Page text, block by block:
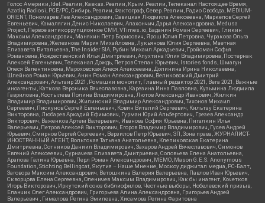
Голос Америки, Idel.Реалии, Кавказ.Реалии, Крым.Реалии, Телеканал Настоящее Время,
Azatliq Radiosi, PCE/PC, Сибирь.Реалии, Фактограф, Север.Реалии, Радио Свобода, MEDIUM-
ORIENT, Пономарев Лев Александрович, Савицкая Людмила Алексеевна, Маркелов Сергей
Евгеньевич, Камалягин Денис Николаевич, Апахончич Дарья Александровна, Medusa
Project, Первое антикоррупционное СМИ, VTimes.io, Баданин Роман Сергеевич, Гликин
Максим Александрович, Маняхин Петр Борисович, Ярош Юлия Петровна, Чуракова Ольга
Владимировна, Железнова Мария Михайловна, Лукьянова Юлия Сергеевна, Маетная
Елизавета Витальевна, The Insider SIA, Рубин Михаил Аркадьевич, Гройсман Софья
Романовна, Рождественский Илья Дмитриевич, Апухтина Юлия Владимировна, Постернак
Алексей Евгеньевич, Телеканал Дождь, Петров Степан Юрьевич, Istories fonds, Шмагун
Олеся Валентиновна, Мароховская Алеся Алексеевна, Долинина Ирина Николаевна,
Шлейнов Роман Юрьевич, Анин Роман Александрович, Великовский Дмитрий
Александрович, Альтаир 2021, Ромашки монолит, Главный редактор 2021, Вега 2021, Важные
иноагенты, Каткова Вероника Вячеславовна, Карезина Инна Павловна, Кузьмина Людмила
Гавриловна, Костылева Полина Владимировна, Лютов Александр Иванович, Жилкин
Владимир Владимирович, Жилинский Владимир Александрович, Тихонов Михаил
Сергеевич, Пискунов Сергей Евгеньевич, Ковин Виталий Сергеевич, Кильтау Екатерина
Викторовна, Любарев Аркадий Ефимович, Гурман Юрий Альбертович, Грезев Александр
Викторович, Важенков Артем Валерьевич, Иванова София Юрьевна, Пигалкин Илья
Валерьевич, Петров Алексей Викторович, Егоров Владимир Владимирович, Гусев Андрей
Юрьевич, Смирнов Сергей Сергеевич, Верзилов Петр Юрьевич, ЗП, Зона права, ЖУРНАЛИСТ-
ИНОСТРАННЫЙ АГЕНТ, Вольтская Татьяна Анатольевна, Клепиковская Екатерина
Дмитриевна, Сотников Даниил Владимирович, Захаров Андрей Вячеславович, Симонов
Евгений Алексеевич, Сурначева Елизавета Дмитриевна, Соловьева Елена Анатольевна,
Арапова Галина Юрьевна, Перл Роман Александрович, МЕМО, Mason G.E.S. Anonymous
Foundation, Stichting Bellingcat, Якутия – Наше Мнение, Москоу диджитал медиа, РС-Балт,
Заговора Максим Александрович, Ветошкина Валерия Валерьевна, Павлов Иван Юрьевич,
Скворцова Елена Сергеевна, Оленичев Максим Владимирович, Как бы инагент, Кочетков
Игорь Викторович, Иркутский союз библиофилов, Честные выборы, Нобелевский призыв,
Еланчик Олег Александрович, Григорьева Алина Александровна, Григорьев Андрей
Валерьевич , Гималова Регина Эмилевна, Хисамова Регина Фаритовна